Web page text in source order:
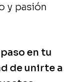
y pasión
en tu
de unirte a